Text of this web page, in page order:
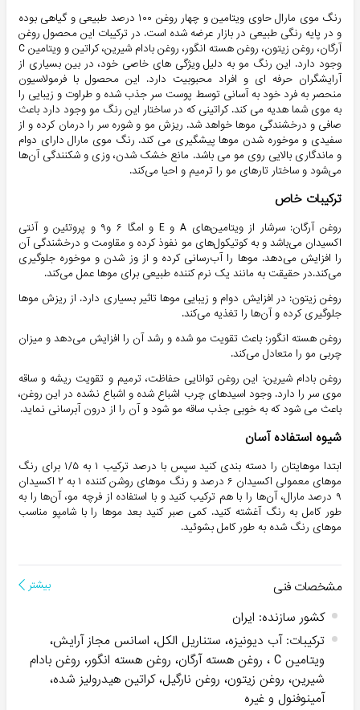
رنگ موی مارال حاوی ویتامین و چهار روغن ۱۰۰ درصد طبیعی و گیاهی بوده
و در پایه رنگی طبیعی در بازار عرضه شده است. در ترکیبات این محصول روغن
آرگان، روغن زیتون، روغن هسته انگور، روغن بادام شیرین، کراتین و ویتامین C
وجود دارد. این رنگ مو به دلیل ویژگی های خاصی خود، در بین بسیاری از
آرایشگران حرفه ای و افراد محبوبیت دارد. این محصول با فرمولاسیون
منحصر به فرد خود به آسانی توسط پوست سر جذب شده و طراوت و زیبایی را
به موی شما هدیه می کند. کراتینی که در ساختار این رنگ مو وجود دارد باعث
صافی و درخشندگی موها خواهد شد. ریزش مو و شوره سر را درمان کرده و از
سفیدی و موخوره شدن موها پیشگیری می کند. رنگ موی مارال دارای دوام
و ماندگاری بالایی روی مو می باشد. مانع خشک شدن، وزی و شکنندگی آن‌ها
می‌شود و ساختار تارهای مو را ترمیم و احیا می‌کند.
ترکیبات خاص
روغن آرگان: سرشار از ویتامین‌های A و E و امگا ۶ و۹ و پروتئین و آنتی
اکسیدان می‌باشد و به کوتیکول‌های مو نفوذ کرده و مقاومت و درخشندگی آن
را افزایش می‌دهد. موها را آب‌رسانی کرده و از وز شدن و موخوره جلوگیری
می‌کند.در حقیقت به مانند یک نرم کننده طبیعی برای موها عمل می‌کند.
روغن زیتون: در افزایش دوام و زیبایی موها تاثیر بسیاری دارد. از ریزش موها
جلوگیری کرده و آن‌ها را تغذیه می‌کند.
روغن هسته انگور: باعث تقویت مو شده و رشد آن را افزایش می‌دهد و میزان
چربی مو را متعادل می‌کند.
روغن بادام شیرین: این روغن توانایی حفاظت، ترمیم و تقویت ریشه و ساقه
موی سر را دارد. وجود اسیدهای چرب اشباع شده و اشباع نشده در این روغن،
باعث می شود که به خوبی جذب ساقه مو شود و آن را از درون آبرسانی نماید.
شیوه استفاده آسان
ابتدا موهایتان را دسته بندی کنید سپس با درصد ترکیب ۱ به ۱/۵ برای رنگ
موهای معمولی اکسیدان ۶ درصد و رنگ موهای روشن کننده ۱ به ۲ اکسیدان
۹ درصد مارال، آن‌ها را با هم ترکیب کنید و با استفاده از فرچه مو، آن‌ها را به
طور کامل به رنگ آغشته کنید. کمی صبر کنید بعد موها را با شامپو مناسب
موهای رنگ شده به طور کامل بشوئید.
مشخصات فنی بیشتر
کشور سازنده: ایران
ترکیبات:آب دیونیزه، ستناریل الکل، اسانس مجاز آرایش،
ویتامین C ، روغن هسته آرگان، روغن هسته انگور، روغن بادام
شیرین، روغن زیتون، روغن نارگیل، کراتین هیدرولیز شده،
آمینوفنول و غیره